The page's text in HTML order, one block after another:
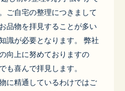
ご自宅の整理につきまして
品物を拝見することが多い
識が必要となります。 弊社
向上に努めておりますの
も喜んで拝見します。
に精通しているわけではご